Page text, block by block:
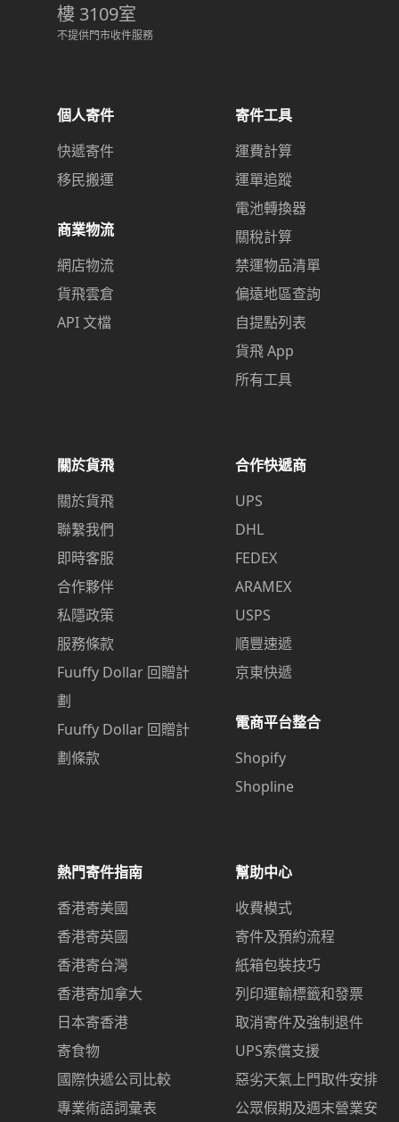
樓 3109室
不提供門市收件服務
個人寄件
快遞寄件
移民搬運
商業物流
網店物流
貨飛雲倉
API 文檔
寄件工具
運費計算
運單追蹤
電池轉換器
關稅計算
禁運物品清單
偏遠地區查詢
自提點列表
貨飛 App
所有工具
關於貨飛
關於貨飛
聯繫我們
即時客服
合作夥伴
私隱政策
服務條款
Fuuffy Dollar 回贈計
劃
Fuuffy Dollar 回贈計
劃條款
合作快遞商
UPS
DHL
FEDEX
ARAMEX
USPS
順豐速遞
京東快遞
電商平台整合
Shopify
Shopline
熱門寄件指南
香港寄美國
香港寄英國
香港寄台灣
香港寄加拿大
日本寄香港
寄食物
國際快遞公司比較
專業術語詞彙表
幫助中心
收費模式
寄件及預約流程
紙箱包裝技巧
列印運輸標籤和發票
取消寄件及強制退件
UPS索償支援
惡劣天氣上門取件安排
公眾假期及週末營業安